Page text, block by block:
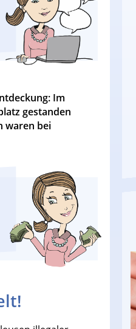
Im
gestanden
waren bei